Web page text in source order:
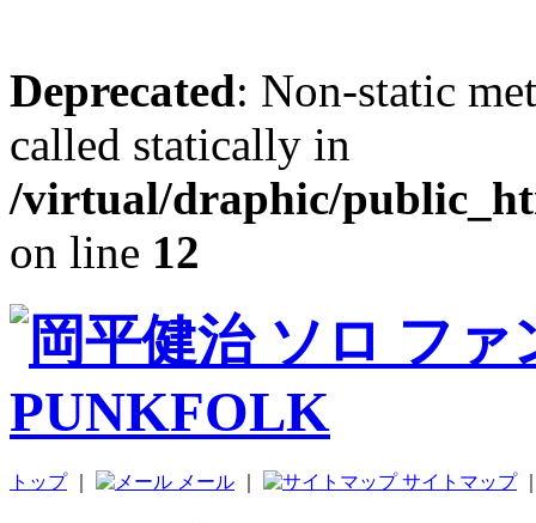
Deprecated: Non-static
called statically in
/virtual/draphic/
on line 12
トップ｜ メール サイトマップ